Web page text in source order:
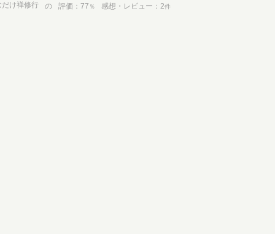
だけ禅修行 の 評価 77 ％ 感想・レビュー 2件